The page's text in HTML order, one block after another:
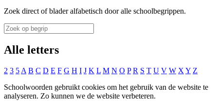
Zoek direct of blader alfabetisch door alle schoolbegrippen.
Alle letters
2 3 5 A B C D E F G H I J K L M N O P R S T U V W X Y Z
Schoolwoorden gebruikt cookies om het gebruik van de website te
analyseren. Zo kunnen we de website verbeteren.